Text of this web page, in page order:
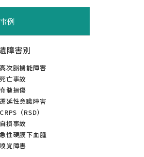
例
障害別
高次脳機能障害
死亡事故
脊髄損傷
遷延性意識障害
CRPS（RSD）
自損事故
急性硬膜下血腫
嗅覚障害